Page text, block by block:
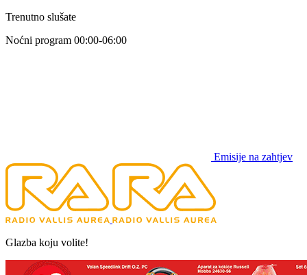
Trenutno slušate
Noćni program 00:00-06:00
Emisije na zahtjev
Glazba koju volite!